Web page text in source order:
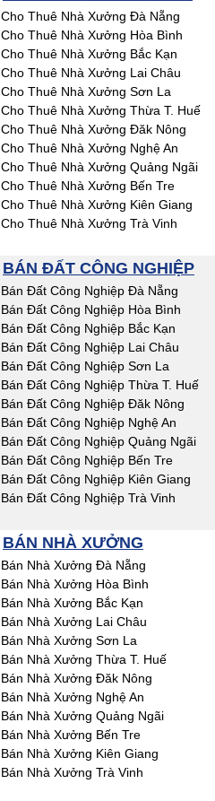
Cho Thuê Nhà Xưởng Đà Nẵng
Cho Thuê Nhà Xưởng Hòa Bình
Cho Thuê Nhà Xưởng Bắc Kạn
Cho Thuê Nhà Xưởng Lai Châu
Cho Thuê Nhà Xưởng Sơn La
Cho Thuê Nhà Xưởng Thừa T. Huế
Cho Thuê Nhà Xưởng Đăk Nông
Cho Thuê Nhà Xưởng Nghệ An
Cho Thuê Nhà Xưởng Quảng Ngãi
Cho Thuê Nhà Xưởng Bến Tre
Cho Thuê Nhà Xưởng Kiên Giang
Cho Thuê Nhà Xưởng Trà Vinh
BÁN ĐẤT CÔNG NGHIỆP
Bán Đất Công Nghiệp Đà Nẵng
Bán Đất Công Nghiệp Hòa Bình
Bán Đất Công Nghiệp Bắc Kạn
Bán Đất Công Nghiệp Lai Châu
Bán Đất Công Nghiệp Sơn La
Bán Đất Công Nghiệp Thừa T. Huế
Bán Đất Công Nghiệp Đăk Nông
Bán Đất Công Nghiệp Nghệ An
Bán Đất Công Nghiệp Quảng Ngãi
Bán Đất Công Nghiệp Bến Tre
Bán Đất Công Nghiệp Kiên Giang
Bán Đất Công Nghiệp Trà Vinh
BÁN NHÀ XƯỞNG
Bán Nhà Xưởng Đà Nẵng
Bán Nhà Xưởng Hòa Bình
Bán Nhà Xưởng Bắc Kạn
Bán Nhà Xưởng Lai Châu
Bán Nhà Xưởng Sơn La
Bán Nhà Xưởng Thừa T. Huế
Bán Nhà Xưởng Đăk Nông
Bán Nhà Xưởng Nghệ An
Bán Nhà Xưởng Quảng Ngãi
Bán Nhà Xưởng Bến Tre
Bán Nhà Xưởng Kiên Giang
Bán Nhà Xưởng Trà Vinh